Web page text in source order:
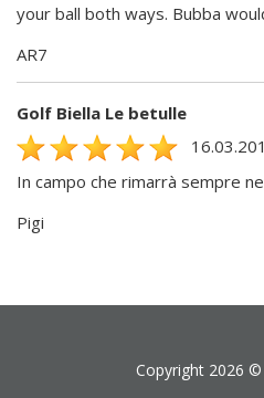
your ball both ways. Bubba
AR7
Golf Biella Le betulle
In campo che rimarrà sempre
Pigi
Copyright 2026 ©